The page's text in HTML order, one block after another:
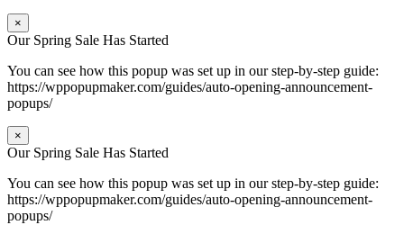
×
Our Spring Sale Has Started
You can see how this popup was set up in our step-by-step guide:
https://wppopupmaker.com/guides/auto-opening-announcement-
popups/
×
Our Spring Sale Has Started
You can see how this popup was set up in our step-by-step guide:
https://wppopupmaker.com/guides/auto-opening-announcement-
popups/